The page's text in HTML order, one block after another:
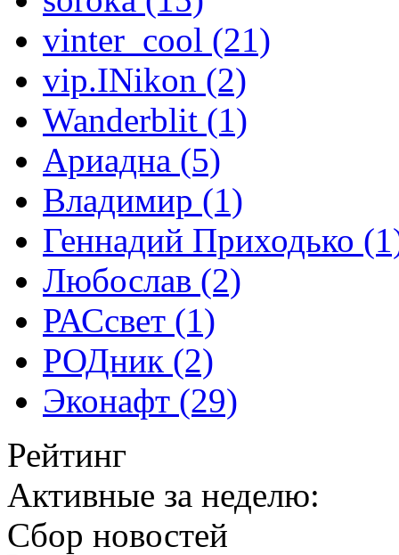
vinter_cool (21)
vip.INikon (2)
Wanderblit (1)
Ариадна (5)
Владимир (1)
Геннадий Приходько
Любослав (2)
РАСсвет (1)
РОДник (2)
Эконафт (29)
Рейтинг
Активные за неделю:
Сбор новостей